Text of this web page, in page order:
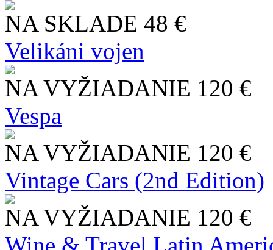
NA SKLADE 48 €
Velikáni vojen
NA VYŽIADANIE 120 €
Vespa
NA VYŽIADANIE 120 €
Vintage Cars (2nd Edition)
NA VYŽIADANIE 120 €
Wine & Travel Latin